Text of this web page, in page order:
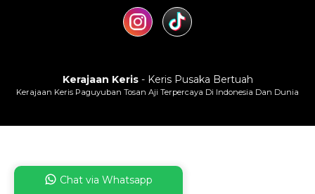
Kerajaan Keris- Keris Pusaka Bertuah
Kerajaan Keris Paguyuban Tosan Aji Terpercaya Di Indonesia Dan Dunia
Chat via Whatsapp